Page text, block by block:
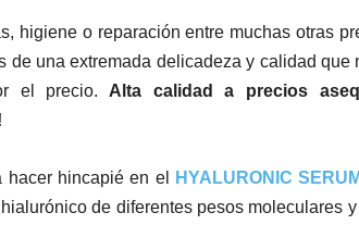
higiene o reparación entre muchas otras
de una extremada delicadeza y calidad que
el precio. Alta calidad a precios
hacer hincapié en el HYALURONIC SERUM
de diferentes pesos moleculares